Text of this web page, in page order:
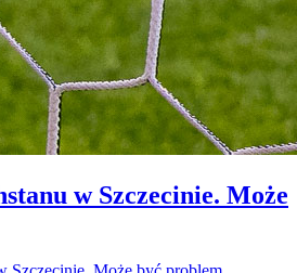
w Szczecinie. Może